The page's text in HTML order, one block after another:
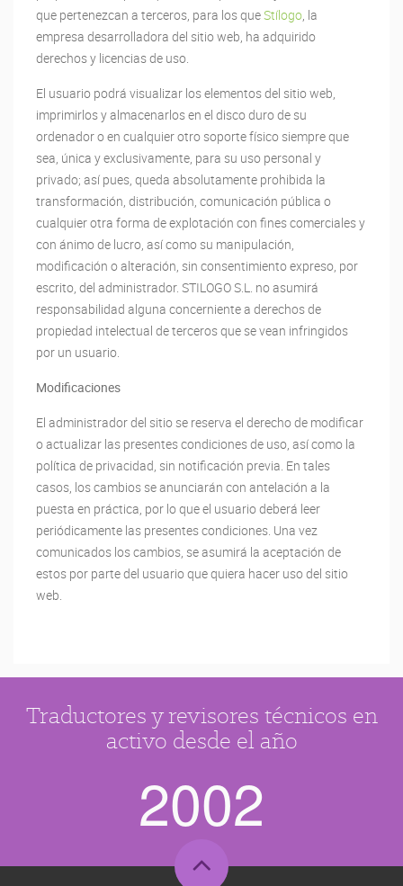
que pertenezcan a terceros, para los queStílogo, la
empresa desarrolladora del sitio web, ha adquirido
derechos y licencias de uso.
El usuario podrá visualizar los elementos del sitio web,
imprimirlos y almacenarlos en el disco duro de su
ordenador o en cualquier otro soporte físico siempre que
sea, única y exclusivamente, para su uso personal y
privado; así pues, queda absolutamente prohibida la
transformación, distribución, comunicación pública o
cualquier otra forma de explotación con fines comerciales y
con ánimo de lucro, así como su manipulación,
modificación o alteración, sin consentimiento expreso, por
escrito, del administrador. STILOGO S.L. no asumirá
responsabilidad alguna concerniente a derechos de
propiedad intelectual de terceros que se vean infringidos
por un usuario.
Modificaciones
El administrador del sitio se reserva el derecho de modificar
o actualizar las presentes condiciones de uso, así como la
política de privacidad, sin notificación previa. En tales
casos, los cambios se anunciarán con antelación a la
puesta en práctica, por lo que el usuario deberá leer
periódicamente las presentes condiciones. Una vez
comunicados los cambios, se asumirá la aceptación de
estos por parte del usuario que quiera hacer uso del sitio
web.
Traductores y revisores técnicos en
activo desde el año
2002